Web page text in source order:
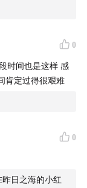
0
时间也是这样 感
肯定过得很艰难
0
日之海的小红